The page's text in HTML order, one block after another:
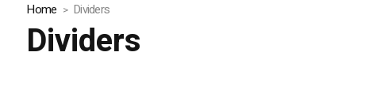
Home Dividers
Dividers